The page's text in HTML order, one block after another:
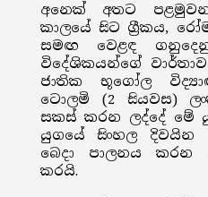
අනෙක් අතට
කාලයේ සිට ග්‍රීකය,
සමඟ වෙළඳ
විදේශිකයන්ගේ
ජාතික භූගෝල
ටොලමි (2 සියවස)
සකස් කරන ලද්දේ මේ
යුගයේ සිංහල දිවයින
බෙදා පාලනය කරන
කරයි.